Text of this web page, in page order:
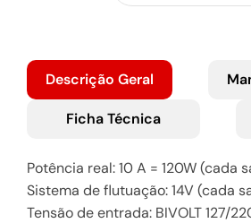
Descrição Geral
Ficha Técnica
Potência real: 10 A = 120W (cada
Sistema de flutuação: 14V (cada
Tensão de entrada: BIVOLT 127/